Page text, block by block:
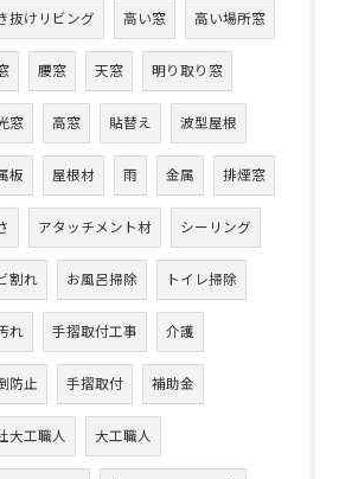
抜けリビング 高い窓 高い場所窓
腰窓 天窓 明り取り窓
窓 高窓 貼替え 波型屋根
板 屋根材 雨 金属 排煙窓
アタッチメント材 シーリング
割れ お風呂掃除 トイレ掃除
れ 手摺取付工事 介護
防止 手摺取付 補助金
大工職人 大工職人